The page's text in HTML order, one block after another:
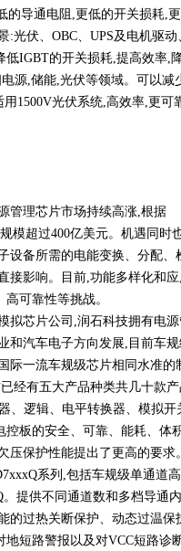
” 调研座谈会在人民日报社举行
推介对接活动高端装备（无人机）
牌产业布局
计算机软件研发行业科技创新优
力！
这三大行业焦点
满收官！
新产品首发推介系列活动 高端医
新产品首发推介系列活动节能环
院所高校新技术新产品首发
术新产品首发推介系列活动 人工智
村国际技术交易大会 新技术新产品
的导通电阻,更低的开关损耗,
光伏、OBC、UPS及电机驱
低IGBT的开关损耗,提高效率,
源,储能,光伏等领域。可以减
1500V光伏系统,高效率,更可
管理芯片市场持续高涨,根据
模超过400亿美元。机遇同时
设备所需的电能变换、分配、
接影响。目前,功能多样化和
可靠性等挑战。
拟芯片公司,润石科技拥有电
和汽车电子方向发展,目前车
际一流车规级芯片相同水准的
经有五大产品种类共几十款
、逻辑、电平转换器、模拟开
板的安全、可靠、能耗、体
压保护性能提出了更高的要求
系列,包括车规级单通道
提供不同通道数和多档导通
的过热关断保护、动态过温保
短路警报以及对VCC短路诊